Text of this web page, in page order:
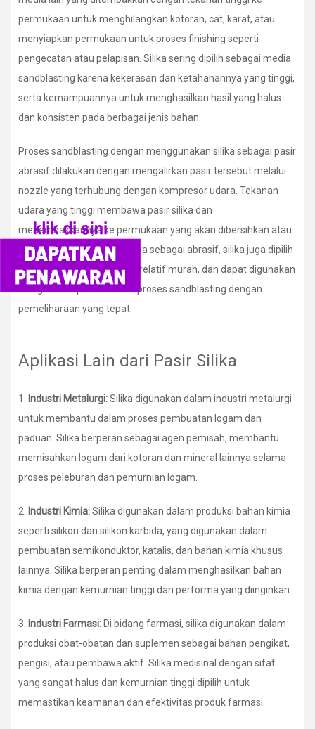
permukaan untuk menghilangkan kotoran, cat, karat, atau
menyiapkan permukaan untuk proses finishing seperti
pengecatan atau pelapisan. Silika sering dipilih sebagai media
sandblasting karena kekerasan dan ketahanannya yang tinggi,
serta kemampuannya untuk menghasilkan hasil yang halus
dan konsisten pada berbagai jenis bahan.
Proses sandblasting dengan menggunakan silika sebagai pasir
abrasif dilakukan dengan mengalirkan pasir tersebut melalui
nozzle yang terhubung dengan kompresor udara. Tekanan
udara yang tinggi membawa pasir silika dan
menembakkannya ke permukaan yang akan dibersihkan atau
diproses. Selain kekuatannya sebagai abrasif, silika juga dipilih
karena mudah didapatkan, relatif murah, dan dapat digunakan
ulang beberapa kali dalam proses sandblasting dengan
pemeliharaan yang tepat.
Aplikasi Lain dari Pasir Silika
1. Industri Metalurgi:Silika digunakan dalam industri metalurgi
untuk membantu dalam proses pembuatan logam dan
paduan. Silika berperan sebagai agen pemisah, membantu
memisahkan logam dari kotoran dan mineral lainnya selama
proses peleburan dan pemurnian logam.
2. Industri Kimia:Silika digunakan dalam produksi bahan kimia
seperti silikon dan silikon karbida, yang digunakan dalam
pembuatan semikonduktor, katalis, dan bahan kimia khusus
lainnya. Silika berperan penting dalam menghasilkan bahan
kimia dengan kemurnian tinggi dan performa yang diinginkan.
3. Industri Farmasi: Di bidang farmasi, silika digunakan dalam
produksi obat-obatan dan suplemen sebagai bahan pengikat,
pengisi, atau pembawa aktif. Silika medisinal dengan sifat
yang sangat halus dan kemurnian tinggi dipilih untuk
memastikan keamanan dan efektivitas produk farmasi.